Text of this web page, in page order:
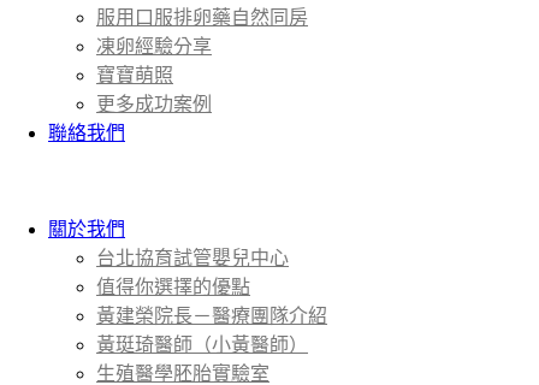
服用口服排卵藥自然同房
凍卵經驗分享
寶寶萌照
更多成功案例
聯絡我們
關於我們
台北協育試管嬰兒中心
值得你選擇的優點
黃建榮院長－醫療團隊介紹
黃珽琦醫師（小黃醫師）
生殖醫學胚胎實驗室